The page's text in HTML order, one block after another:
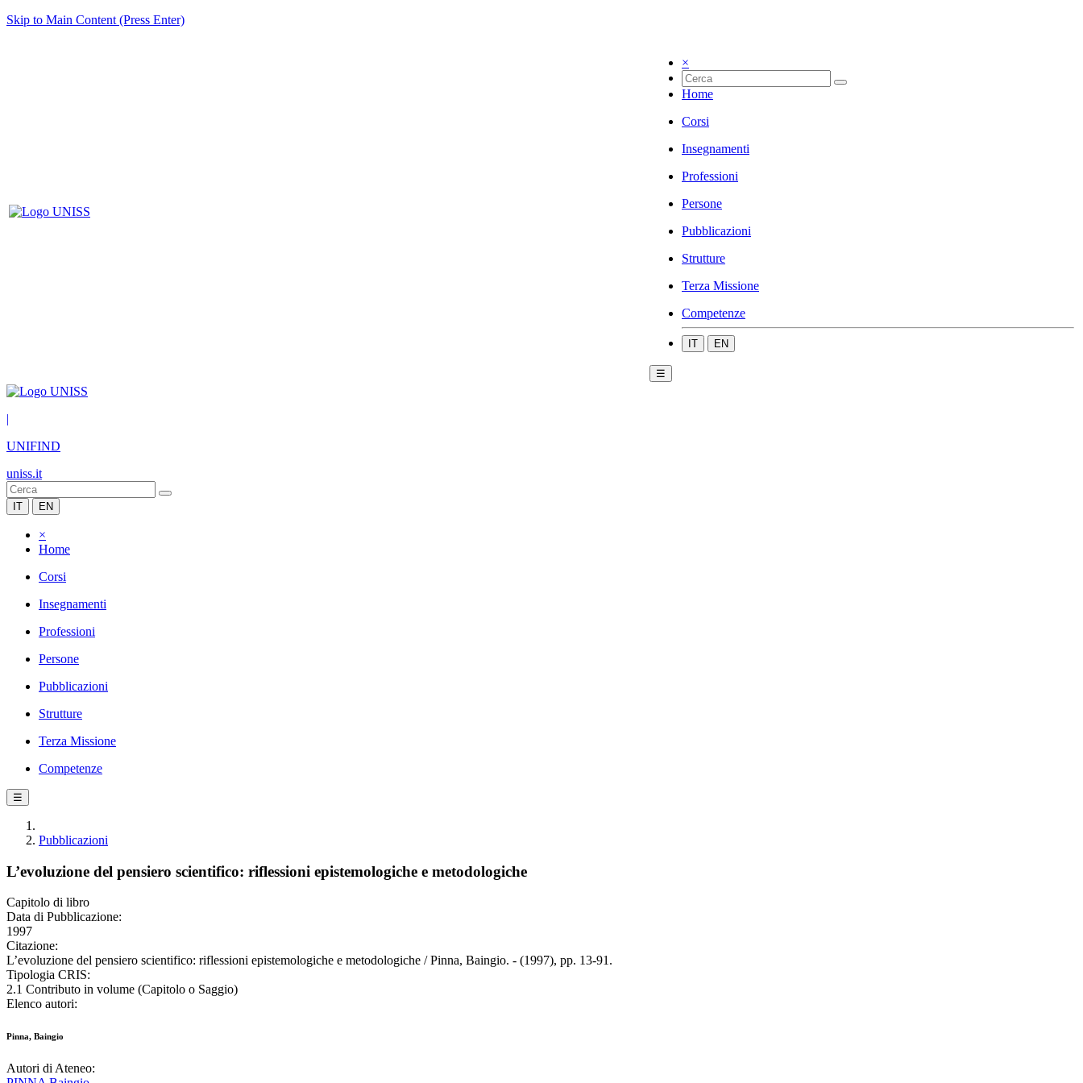
Skip to Main Content (Press Enter)
×
Home
Corsi
Insegnamenti
Professioni
Persone
Pubblicazioni
Strutture
Terza Missione
Competenze
IT EN
☰
|
UNIFIND
uniss.it
IT EN
×
Home
Corsi
Insegnamenti
Professioni
Persone
Pubblicazioni
Strutture
Terza Missione
Competenze
☰
Pubblicazioni
L’evoluzione del pensiero scientifico: riflessioni epistemologiche e metodologiche
Capitolo di libro
Data di Pubblicazione:
1997
Citazione:
L’evoluzione del pensiero scientifico: riflessioni epistemologiche e metodologiche / Pinna, Baingio. - (1997), pp. 13-91.
Tipologia CRIS:
2.1 Contributo in volume (Capitolo o Saggio)
Elenco autori:
Pinna, Baingio
Autori di Ateneo: